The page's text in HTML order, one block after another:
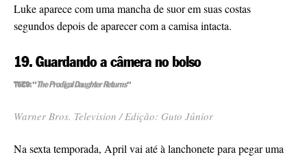
Luke aparece com uma mancha de suor em suas costas
segundos depois de aparecer com a camisa intacta.
19. Guardando a câmera no bolso
T6E9: “The Prodigal Daughter Returns“
Warner Bros. Television / Edição: Guto Júnior
Na sexta temporada, April vai até à lanchonete para pegar uma